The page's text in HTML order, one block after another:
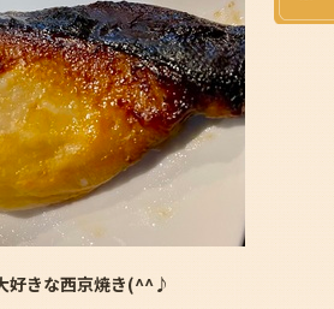
好きな西京焼き(^^♪